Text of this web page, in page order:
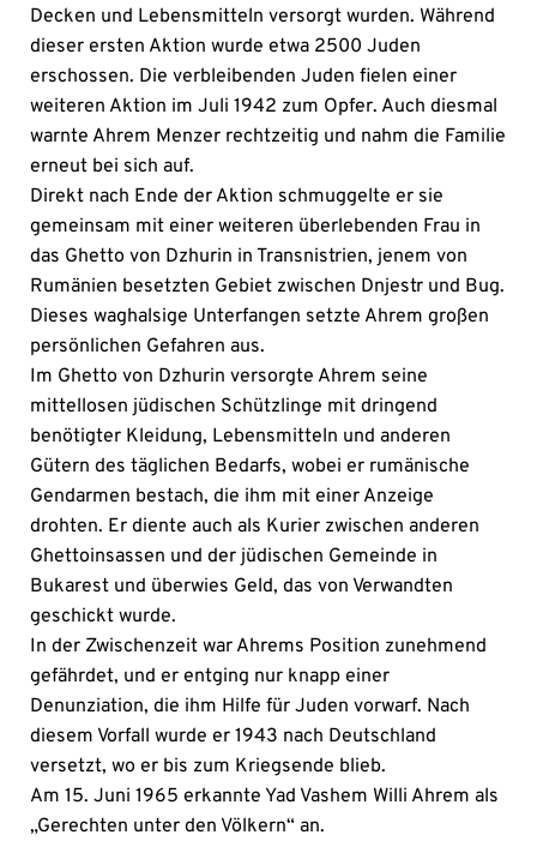
Decken und Lebensmitteln versorgt wurden. Während
dieser ersten Aktion wurde etwa 2500 Juden
erschossen. Die verbleibenden Juden fielen einer
weiteren Aktion im Juli 1942 zum Opfer. Auch diesmal
warnte Ahrem Menzer rechtzeitig und nahm die Familie
erneut bei sich auf.
Direkt nach Ende der Aktion schmuggelte er sie
gemeinsam mit einer weiteren überlebenden Frau in
das Ghetto von Dzhurin in Transnistrien, jenem von
Rumänien besetzten Gebiet zwischen Dnjestr und Bug.
Dieses waghalsige Unterfangen setzte Ahrem großen
persönlichen Gefahren aus.
Im Ghetto von Dzhurin versorgte Ahrem seine
mittellosen jüdischen Schützlinge mit dringend
benötigter Kleidung, Lebensmitteln und anderen
Gütern des täglichen Bedarfs, wobei er rumänische
Gendarmen bestach, die ihm mit einer Anzeige
drohten. Er diente auch als Kurier zwischen anderen
Ghettoinsassen und der jüdischen Gemeinde in
Bukarest und überwies Geld, das von Verwandten
geschickt wurde.
In der Zwischenzeit war Ahrems Position zunehmend
gefährdet, und er entging nur knapp einer
Denunziation, die ihm Hilfe für Juden vorwarf. Nach
diesem Vorfall wurde er 1943 nach Deutschland
versetzt, wo er bis zum Kriegsende blieb.
Am 15. Juni 1965 erkannte Yad Vashem Willi Ahrem als
„Gerechten unter den Völkern“ an.